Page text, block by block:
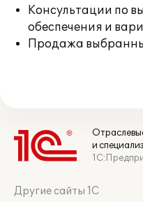
Консультации по
обеспечения и
Продажа
и
Другие сайты 1С